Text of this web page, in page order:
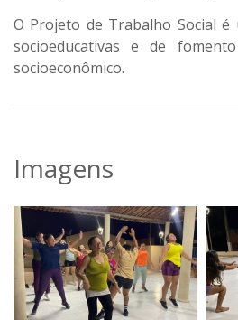
O Projeto de Trabalho Social é
socioeducativas e de
socioeconômico.
Imagens